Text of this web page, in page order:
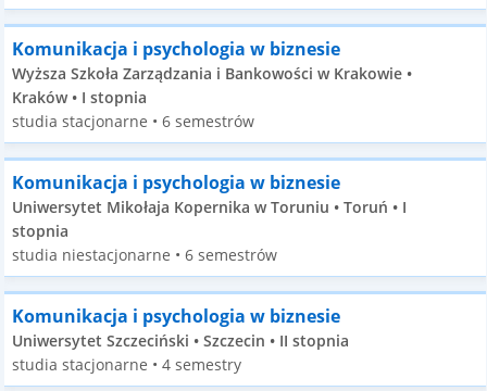
Komunikacja i psychologia w biznesie
Wyższa Szkoła Zarządzania i Bankowości w Krakowie •
Kraków • I stopnia
studia stacjonarne • 6 semestrów
Komunikacja i psychologia w biznesie
Uniwersytet Mikołaja Kopernika w Toruniu • Toruń • I
stopnia
studia niestacjonarne • 6 semestrów
Komunikacja i psychologia w biznesie
Uniwersytet Szczeciński • Szczecin • II stopnia
studia stacjonarne • 4 semestry